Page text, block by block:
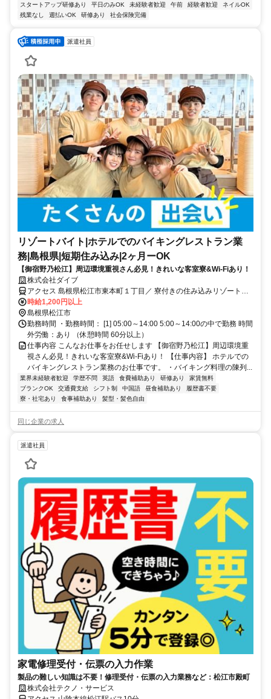
スタートアップ研修あり
平日のみOK 未経験者歓迎 午前 経験者歓迎
ネイルOK
残業なし
週払いOK 研修あり 社会保険完備
派遣社員
リゾートバイト|ホテルでのバイキングレストラン業
務|島根県|短期住み込み|2ヶ月ーOK
【御宿野乃松江】周辺環境重視さん必見！きれいな客室寮&Wi-Fiあり！
株式会社ダイブ
アクセス 島根県松江市東本町１丁目／ 寮付きの住み込みリゾートバ
イト／生活費が抑えられるのでお金が貯まる／休日は観光し放題／急
募／面接なし
時給1,200円以上
島根県松江市
勤務時間 ・勤務時間： [1] 05:00～14:00 5:00～14:00の中で勤務 時間
外労働：あり （休憩時間 60分以上）
仕事内容 こんなお仕事をお任せします 【御宿野乃松江】周辺環境重
視さん必見！きれいな客室寮&Wi-Fiあり！ 【仕事内容】 ホテルでの
バイキングレストラン業務のお仕事です。 ・バイキング料理の陳列...
業界未経験者歓迎 学歴不問 英語 食費補助あり 研修あり
家賃無料
ブランクOK
交通費支給 シフト制 中国語 昼食補助あり
履歴書不要
寮・社宅あり
食事補助あり 髪型・髪色自由
同じ企業の求人
派遣社員
家電修理受付・伝票の入力作業
製品の難しい知識は不要！修理受付・伝票の入力業務など：松江市殿町
株式会社テクノ・サービス